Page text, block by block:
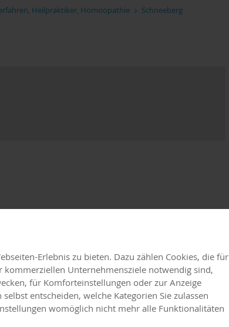
Erlebnis zu bieten. Dazu zählen Cookies, die für
Unternehmensziele notwendig sind,
für Komforteinstellungen oder zur Anzeige
entscheiden, welche Kategorien Sie zulassen
womöglich nicht mehr alle Funktionalitäten
Heilpraktiker, Homöopathie Schneeberg